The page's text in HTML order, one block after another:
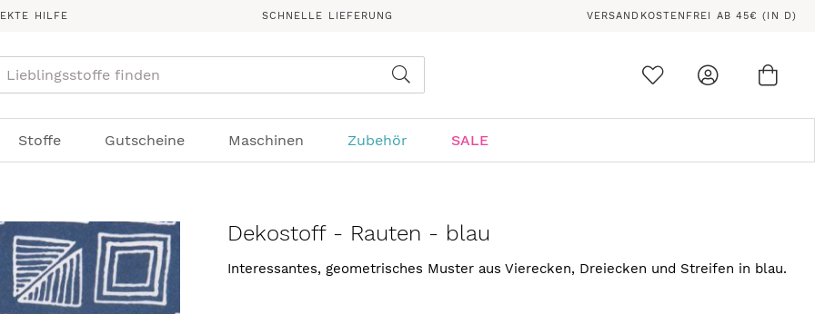
HILFE SCHNELLE LIEFERUNG VERSANDKOSTENFREI AB 45€ (IN D)
Stoffe Gutscheine Maschinen Zubehör SALE
Dekostoff - Rauten - blau
Interessantes, geometrisches Muster aus Vierecken, Dreiecken und Streifen in blau.